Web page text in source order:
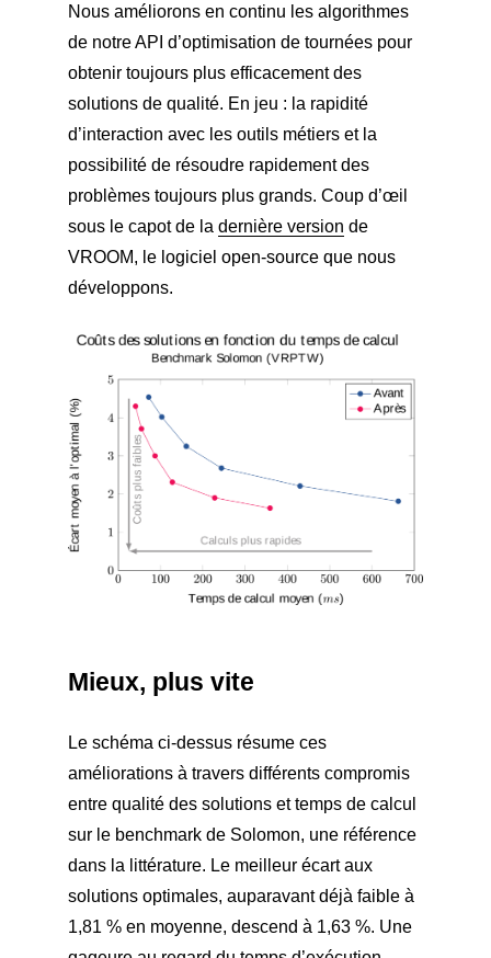
Nous améliorons en continu les algorithmes
de notre API d’optimisation de tournées pour
obtenir toujours plus efficacement des
solutions de qualité. En jeu : la rapidité
d’interaction avec les outils métiers et la
possibilité de résoudre rapidement des
problèmes toujours plus grands. Coup d’œil
sous le capot de la dernière version de
VROOM, le logiciel open-source que nous
développons.
Mieux, plus vite
Le schéma ci-dessus résume ces
améliorations à travers différents compromis
entre qualité des solutions et temps de calcul
sur le benchmark de Solomon, une référence
dans la littérature. Le meilleur écart aux
solutions optimales, auparavant déjà faible à
1,81 % en moyenne, descend à 1,63 %. Une